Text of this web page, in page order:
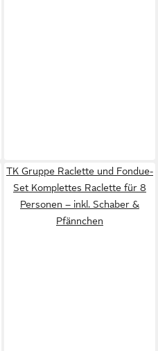
TK Gruppe Raclette und Fondue-
Set Komplettes Raclette für 8
Personen – inkl. Schaber &
Pfännchen